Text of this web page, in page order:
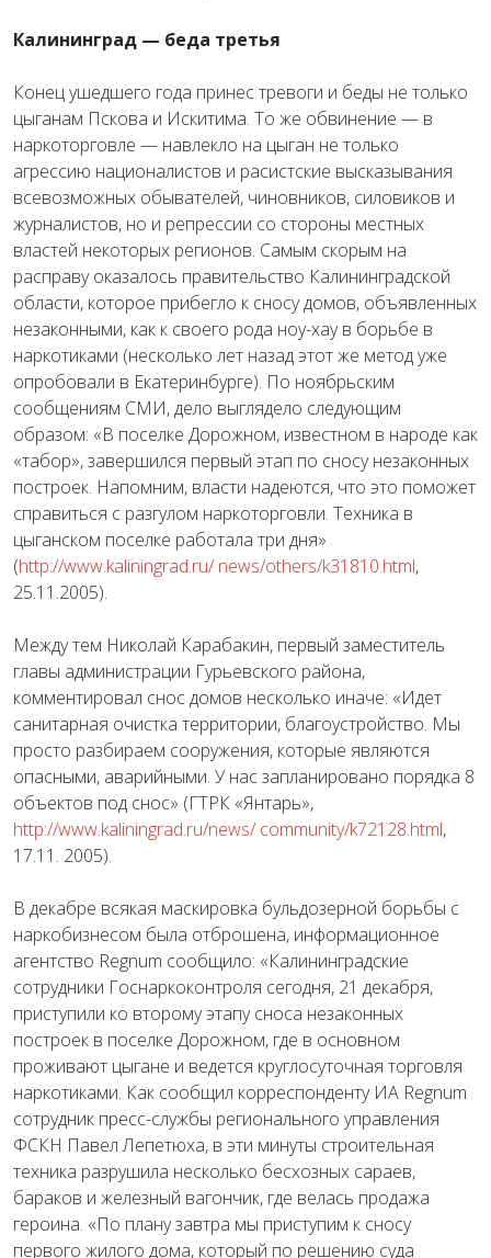
Калининград — беда третья
Конец ушедшего года принес тревоги и беды не только
цыганам Пскова и Искитима. То же обвинение — в
наркоторговле — навлекло на цыган не только
агрессию националистов и расистские высказывания
всевозможных обывателей, чиновников, силовиков и
журналистов, но и репрессии со стороны местных
властей некоторых регионов. Самым скорым на
расправу оказалось правительство Калининградской
области, которое прибегло к сносу домов, объявленных
незаконными, как к своего рода ноу-хау в борьбе в
наркотиками (несколько лет назад этот же метод уже
опробовали в Екатеринбурге). По ноябрьским
сообщениям СМИ, дело выглядело следующим
образом: «В поселке Дорожном, известном в народе как
«табор», завершился первый этап по сносу незаконных
построек. Напомним, власти надеются, что это поможет
справиться с разгулом наркоторговли. Техника в
цыганском поселке работала три дня»
(http://www.kaliningrad.ru/ news/others/k31810.html,
25.11.2005).
Между тем Николай Карабакин, первый заместитель
главы администрации Гурьевского района,
комментировал снос домов несколько иначе: «Идет
санитарная очистка территории, благоустройство. Мы
просто разбираем сооружения, которые являются
опасными, аварийными. У нас запланировано порядка 8
объектов под снос» (ГТРК «Янтарь»,
http://www.kaliningrad.ru/news/ community/k72128.html,
17.11. 2005).
В декабре всякая маскировка бульдозерной борьбы с
наркобизнесом была отброшена, информационное
агентство Regnum сообщило: «Калининградские
сотрудники Госнаркоконтроля сегодня, 21 декабря,
приступили ко второму этапу сноса незаконных
построек в поселке Дорожном, где в основном
проживают цыгане и ведется круглосуточная торговля
наркотиками. Как сообщил корреспонденту ИА Regnum
сотрудник пресс-службы регионального управления
ФСКН Павел Лепетюха, в эти минуты строительная
техника разрушила несколько бесхозных сараев,
бараков и железный вагончик, где велась продажа
героина. «По плану завтра мы приступим к сносу
первого жилого дома, который по решению суда